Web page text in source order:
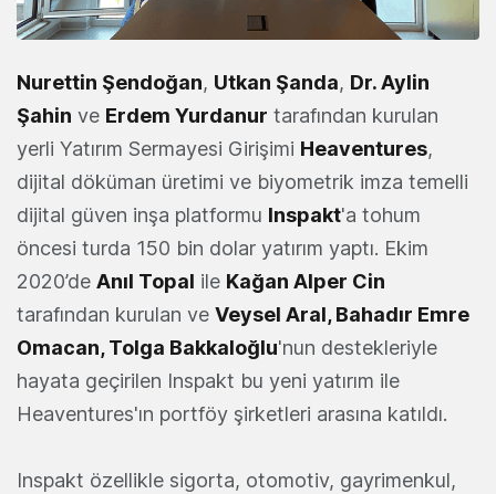
Nurettin Şendoğan, Utkan Şanda, Dr. Aylin
Şahin ve Erdem Yurdanur tarafından kurulan
yerli Yatırım Sermayesi Girişimi Heaventures,
dijital döküman üretimi ve biyometrik imza temelli
dijital güven inşa platformu Inspakt'a tohum
öncesi turda 150 bin dolar yatırım yaptı. Ekim
2020’de Anıl Topal ile Kağan Alper Cin
tarafından kurulan ve Veysel Aral, Bahadır Emre
Omacan, Tolga Bakkaloğlu'nun destekleriyle
hayata geçirilen Inspakt bu yeni yatırım ile
Heaventures'ın portföy şirketleri arasına katıldı.
Inspakt özellikle sigorta, otomotiv, gayrimenkul,